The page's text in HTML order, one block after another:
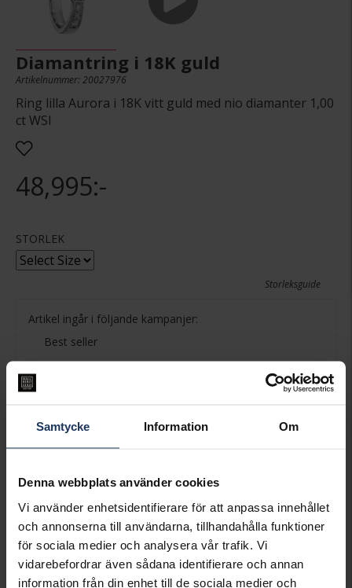
Samtycke Information Om
Denna webbplats använder cookies
Vi använder enhetsidentifierare för att anpassa innehållet
och annonserna till användarna, tillhandahålla funktioner
för sociala medier och analysera vår trafik. Vi
vidarebefordrar även sådana identifierare och annan
information från din enhet till de sociala medier och
Diamantring i 18K guld
Artikelnummer: 20027976
Ring lilla Aurora i 18K vitt guld med nio diamanter 1,00
ct WSI
48,995:-
STORLEK
Storleksguide
Artikel ingår i följande kampanjer:
Best seller
PRESENTINSLAGNING
VÄLJ STORLEK FÖR ATT LÄGGA I
VARUKORGEN
Lagervara.
Leveranstid 3-7 arbetsdagar.
INFO
HÖJD CA (MM)
1,6-5,5